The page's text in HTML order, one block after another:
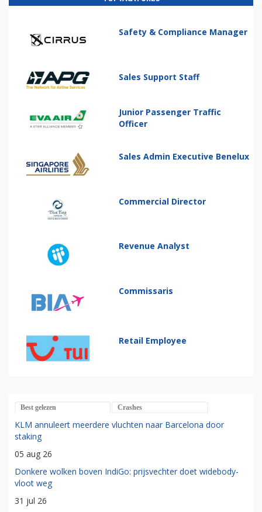
Safety & Compliance Manager
Sales Support Staff
Junior Passenger Traffic
Officer
Sales Admin Executive Benelux
Commercial Director
Revenue Analyst
Commissaris
Retail Employee
Best gelezen Crashes
KLM annuleert meerdere vluchten naar Barcelona door
staking
05 aug 26
Donkere wolken boven IndiGo: prijsvechter doet widebody-
vloot weg
31 jul 26